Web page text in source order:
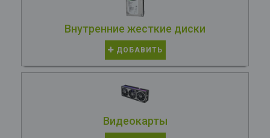
Внутренние жесткие диски
ДОБАВИТЬ
Видеокарты